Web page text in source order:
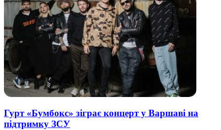
Гурт «Бумбокс» зіграє концерт у Варшаві на
підтримку ЗСУ